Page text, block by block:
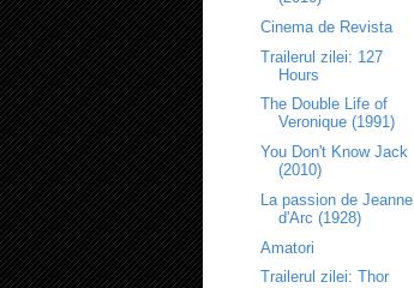
Cinema de Revista
Trailerul zilei: 127
Hours
The Double Life of
Veronique (1991)
You Don't Know Jack
(2010)
La passion de Jeanne
d'Arc (1928)
Amatori
Trailerul zilei: Thor